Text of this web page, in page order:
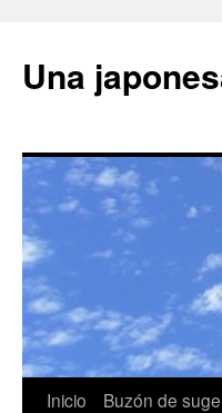
Una
Inicio
Buzón de